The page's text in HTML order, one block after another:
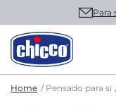
Para
Home Pensado para si